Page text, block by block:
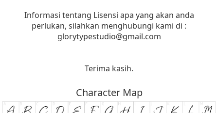
Informasi tentang Lisensi apa yang akan anda
perlukan, silahkan menghubungi kami di :
glorytypestudio@gmail.com
Terima kasih.
Character Map